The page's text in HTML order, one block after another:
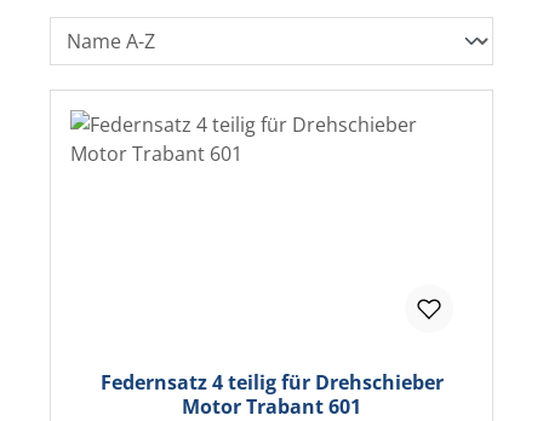
Federnsatz 4 teilig für Drehschieber
Motor Trabant 601